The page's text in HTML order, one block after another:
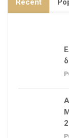
Recent